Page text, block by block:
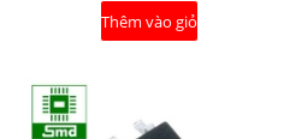
Thêm vào giỏ